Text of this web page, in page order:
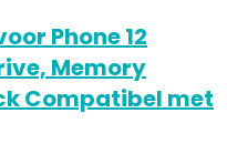
Phone 12
Memory
Compatibel met